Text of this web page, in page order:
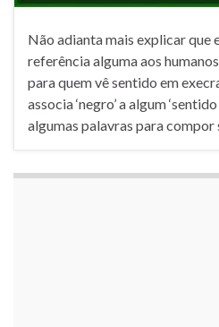
Não adianta mais explicar que
referência alguma aos
para quem vê sentido em
associa ‘negro’ a algum
algumas palavras para compor